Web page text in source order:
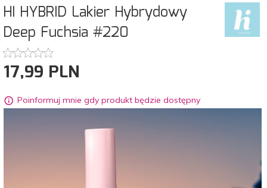
HI HYBRID Lakier Hybrydowy
Deep Fuchsia #220
17,99 PLN
Poinformuj mnie gdy produkt będzie dostępny